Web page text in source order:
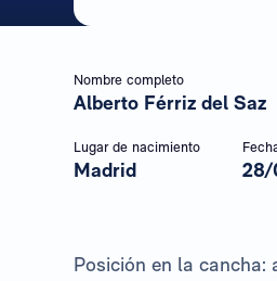
Nombre completo
Alberto Férriz del Saz
Lugar de nacimiento
Madrid 28/
Posición en la cancha: